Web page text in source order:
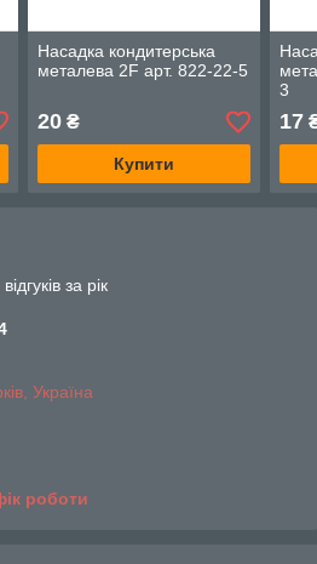
Насадка кондитерська
металева 2F арт. 822-22-5
20₴
Купити
3
17
за рік
Україна
роботи